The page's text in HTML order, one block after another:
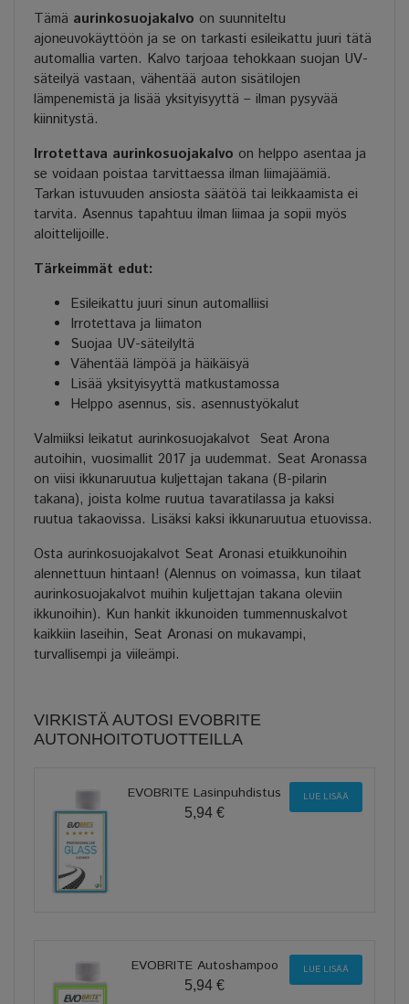
Tämä aurinkosuojakalvo on suunniteltu
ajoneuvokäyttöön ja se on tarkasti esileikattu juuri tätä
automallia varten. Kalvo tarjoaa tehokkaan suojan UV-
säteilyä vastaan, vähentää auton sisätilojen
lämpenemistä ja lisää yksityisyyttä – ilman pysyvää
kiinnitystä.
Irrotettava aurinkosuojakalvo on helppo asentaa ja
se voidaan poistaa tarvittaessa ilman liimajäämiä.
Tarkan istuvuuden ansiosta säätöä tai leikkaamista ei
tarvita. Asennus tapahtuu ilman liimaa ja sopii myös
aloittelijoille.
Tärkeimmät edut:
Esileikattu juuri sinun automalliisi
Irrotettava ja liimaton
Suojaa UV-säteilyltä
Vähentää lämpöä ja häikäisyä
Lisää yksityisyyttä matkustamossa
Helppo asennus, sis. asennustyökalut
Valmiiksi leikatut aurinkosuojakalvot Seat Arona
autoihin, vuosimallit 2017 ja uudemmat. Seat Aronassa
on viisi ikkunaruutua kuljettajan takana (B-pilarin
takana), joista kolme ruutua tavaratilassa ja kaksi
ruutua takaovissa. Lisäksi kaksi ikkunaruutua etuovissa.
Osta aurinkosuojakalvot Seat Aronasi etuikkunoihin
alennettuun hintaan! (Alennus on voimassa, kun tilaat
aurinkosuojakalvot muihin kuljettajan takana oleviin
ikkunoihin). Kun hankit ikkunoiden tummennuskalvot
kaikkiin laseihin, Seat Aronasi on mukavampi,
turvallisempi ja viileämpi.
VIRKISTÄ AUTOSI EVOBRITE
AUTONHOITOTUOTTEILLA
EVOBRITE Lasinpuhdistus
5,94 €
LUE LISÄÄ
EVOBRITE Autoshampoo
5,94 €
LUE LISÄÄ